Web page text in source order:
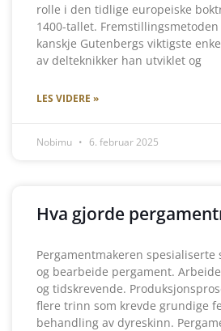
rolle i den tidlige europeiske
1400-tallet.
kanskje Gutenbergs viktigste
av delteknikker han utviklet og
LES VIDERE »
Nobimu 6. februar 2025
Hva gjorde
Pergamentmakeren spesialiserte
og bearbeide pergament.
og tidskrevende.
flere trinn som krevde grundige
behandling av dyreskinn.